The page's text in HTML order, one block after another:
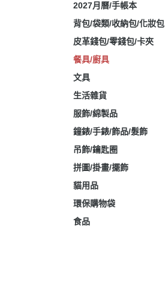
2027月曆/手帳本
背包/袋類/收納包/化妝包
皮革錢包/零錢包/卡夾
餐具/廚具
文具
生活雜貨
服飾/綿製品
鐘錶/手錶/飾品/髮飾
吊飾/鑰匙圈
拼圖/掛畫/擺飾
貓用品
環保購物袋
食品